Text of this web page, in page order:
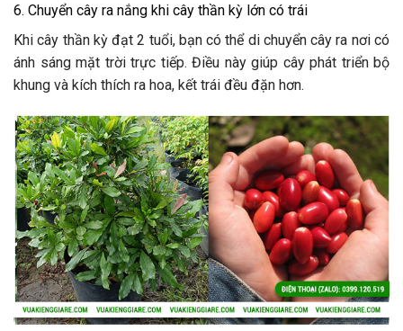
6. Chuyển cây ra nắng khi cây thần kỳ lớn có trái
Khi cây thần kỳ đạt 2 tuổi, bạn có thể di chuyển cây ra nơi có
ánh sáng mặt trời trực tiếp. Điều này giúp cây phát triển bộ
khung và kích thích ra hoa, kết trái đều đặn hơn.